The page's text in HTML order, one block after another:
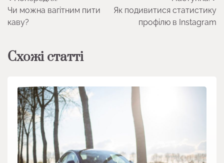
записів
Чи можна вагітним пити
каву?
Як подивитися статистику
профілю в Instagram
Схожі статті